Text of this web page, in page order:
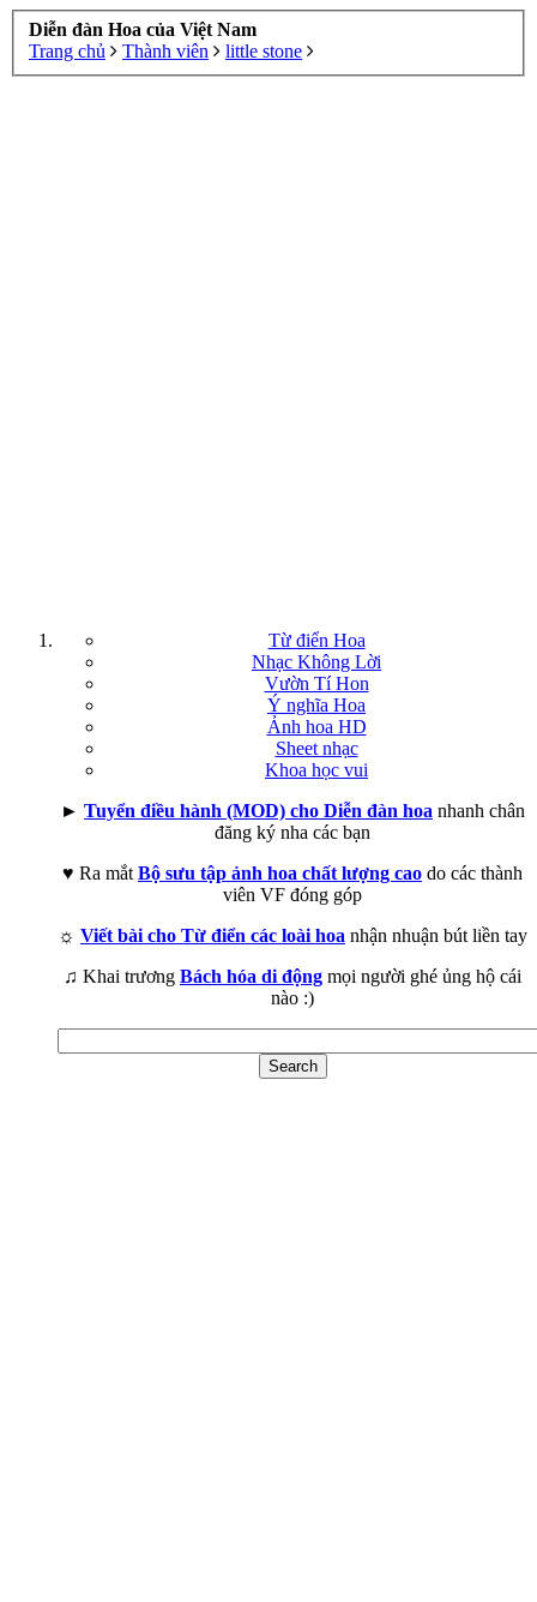
Diễn đàn Hoa của Việt Nam
Trang chủ
Thành viên little stone
Từ điển Hoa
Nhạc Không Lời
Vườn Tí Hon
Ý nghĩa Hoa
Ảnh hoa HD
Sheet nhạc
Khoa học vui
► Tuyển điều hành (MOD) cho Diễn đàn hoa nhanh chân
đăng ký nha các bạn
♥ Ra mắt Bộ sưu tập ảnh hoa chất lượng cao do các thành
viên VF đóng góp
☼ Viết bài cho Từ điển các loài hoa nhận nhuận bút liền tay
♫ Khai trương Bách hóa di động mọi người ghé ủng hộ cái
nào :)